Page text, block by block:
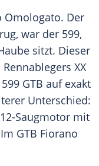
Omologato. Der
war der 599,
sitzt. Dieser
XX
GTB auf exakt
Unterschied:
Saugmotor mit
GTB Fiorano